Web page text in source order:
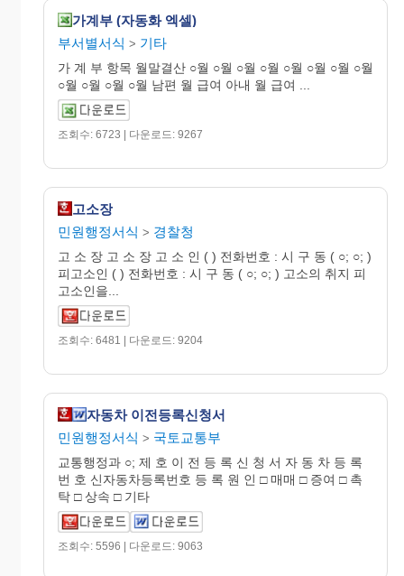
가계부 (자동화 엑셀)
부서별서식 > 기타
가 계 부 항목 월말결산 ○월 ○월 ○월 ○월 ○월 ○월 ○월 ○월
○월 ○월 ○월 ○월 남편 월 급여 아내 월 급여 ...
조회수: 6723 | 다운로드: 9267
고소장
민원행정서식 > 경찰청
고 소 장 고 소 장 고 소 인 ( ) 전화번호 : 시 구 동 ( ○; ○; )
피고소인 ( ) 전화번호 : 시 구 동 ( ○; ○; ) 고소의 취지 피
고소인을...
조회수: 6481 | 다운로드: 9204
자동차 이전등록신청서
민원행정서식 > 국토교통부
교통행정과 ○; 제 호 이 전 등 록 신 청 서 자 동 차 등 록
번 호 신자동차등록번호 등 록 원 인 □ 매매 □ 증여 □ 촉
탁 □ 상속 □ 기타
조회수: 5596 | 다운로드: 9063